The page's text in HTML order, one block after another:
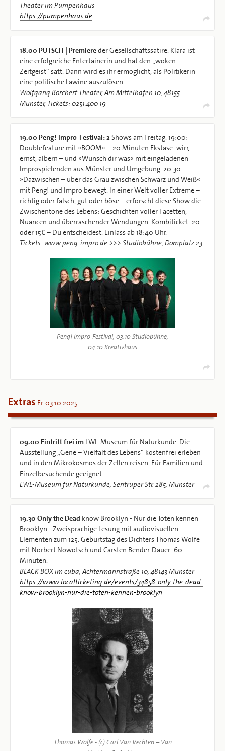
Theater im Pumpenhaus
https://pumpenhaus.de
18.00 PUTSCH | Premiereder Gesellschaftssatire. Klara ist
eine erfolgreiche Entertainerin und hat den „woken
Zeitgeist“ satt. Dann wird es ihr ermöglicht, als Politikerin
eine politische Lawine auszulösen.
Wolfgang Borchert Theater, Am Mittelhafen 10, 48155
Münster, Tickets: 0251.400 19
19.00 Peng! Impro-Festival: 2Shows am Freitag. 19:00:
Doublefeature mit »BOOM« – 20 Minuten Ekstase: wirr,
ernst, albern – und »Wünsch dir was« mit eingeladenen
Improspielenden aus Münster und Umgebung. 20:30:
»Dazwischen – über das Grau zwischen Schwarz und Weiß«
mit Peng! und Impro bewegt. In einer Welt voller Extreme –
richtig oder falsch, gut oder böse – erforscht diese Show die
Zwischentöne des Lebens: Geschichten voller Facetten,
Nuancen und überraschender Wendungen. Kombiticket: 20
oder 15€ – Du entscheidest. Einlass ab 18:40 Uhr.
Tickets: www.peng-impro.de >>> Studiobühne, Domplatz 23
Peng! Impro-Festival, 03.10 Studiobühne,
04.10 Kreativhaus
Extras Fr. 03.10.2025
09.00 Eintritt frei imLWL-Museum für Naturkunde. Die
Ausstellung „Gene – Vielfalt des Lebens“ kostenfrei erleben
und in den Mikrokosmos der Zellen reisen. Für Familien und
Einzelbesuchende geeignet.
LWL-Museum für Naturkunde, Sentruper Str. 285, Münster
19.30 Only the Dead know Brooklyn - Nur die Toten kennen
Brooklyn - Zweisprachige Lesung mit audiovisuellen
Elementen zum 125. Geburtstag des Dichters Thomas Wolfe
mit Norbert Nowotsch und Carsten Bender. Dauer: 60
Minuten.
BLACK BOX im cuba, Achtermannstraße 10, 48143 Münster
https://www.localticketing.de/events/34858-only-the-dead-
know-brooklyn-nur-die-toten-kennen-brooklyn
Thomas Wolfe - (c) Carl Van Vechten – Van